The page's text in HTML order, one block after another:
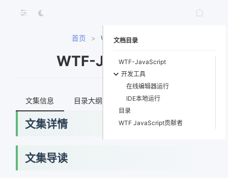
首页 > WTF-JavaScript
WTF-JavaScript
文集信息 目录大纲 最新文档
文集详情
文集导读
文档目录
WTF-JavaScript
开发工具
在线编辑器运行
IDE本地运行
目录
WTF JavaScript贡献者